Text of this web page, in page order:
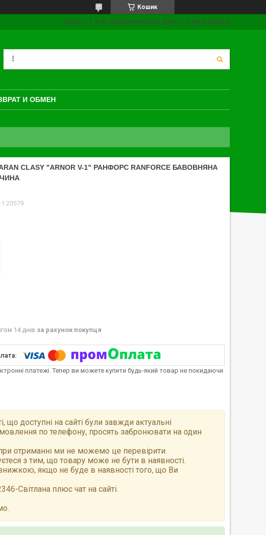
Кошик
Одесса, 7 й км. Овидиопольской дороги., Одеса, Україна
И ОБМЕН
CLASY "ARNOR V-1" РАНФОРС RANFORCE БАВОВНЯНА
20579
14 днів за рахунок покупця
платежі. Тепер ви можете купити будь-який товар не покидаючи
доступні на сайті були завжди актуальні
по телефону, просять забронювати на один
отриманні ми не можемо це перевірити.
з тим, що товару може не бути в наявності.
якщо не буде в наявності того, що Ви
Світлана плюс чат на сайті.